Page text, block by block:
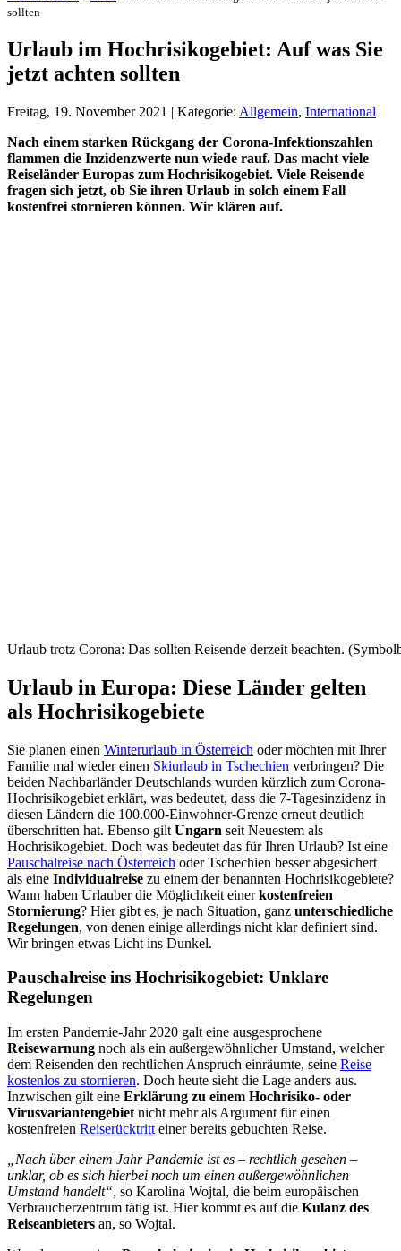
sollten
Urlaub im Hochrisikogebiet: Auf was Sie
jetzt achten sollten
Freitag, 19. November 2021 | Kategorie: Allgemein, International
Nach einem starken Rückgang der Corona-Infektionszahlen
flammen die Inzidenzwerte nun wiede rauf. Das macht viele
Reiseländer Europas zum Hochrisikogebiet. Viele Reisende
fragen sich jetzt, ob Sie ihren Urlaub in solch einem Fall
kostenfrei stornieren können. Wir klären auf.
Urlaub trotz Corona: Das sollten Reisende derzeit beachten.
Urlaub in Europa: Diese Länder gelten
als Hochrisikogebiete
Sie planen einen Winterurlaub in Österreich oder möchten mit Ihrer
Familie mal wieder einen Skiurlaub in Tschechien verbringen? Die
beiden Nachbarländer Deutschlands wurden kürzlich zum Corona-
Hochrisikogebiet erklärt, was bedeutet, dass die 7-Tagesinzidenz in
diesen Ländern die 100.000-Einwohner-Grenze erneut deutlich
überschritten hat. Ebenso gilt Ungarn seit Neuestem als
Hochrisikogebiet. Doch was bedeutet das für Ihren Urlaub? Ist eine
Pauschalreise nach Österreich oder Tschechien besser abgesichert
als eine Individualreise zu einem der benannten Hochrisikogebiete?
Wann haben Urlauber die Möglichkeit einerkostenfreien
Stornierung? Hier gibt es, je nach Situation, ganz unterschiedliche
Regelungen, von denen einige allerdings nicht klar definiert sind.
Wir bringen etwas Licht ins Dunkel.
Pauschalreise ins Hochrisikogebiet: Unklare
Regelungen
Im ersten Pandemie-Jahr 2020 galt eine ausgesprochene
Reisewarnung noch als ein außergewöhnlicher Umstand, welcher
dem Reisenden den rechtlichen Anspruch einräumte, seine Reise
kostenlos zu stornieren. Doch heute sieht die Lage anders aus.
Inzwischen gilt eine Erklärung zu einem Hochrisiko- oder
Virusvariantengebiet nicht mehr als Argument für einen
kostenfreien Reiserücktritt einer bereits gebuchten Reise.
„Nach über einem Jahr Pandemie ist es – rechtlich gesehen –
unklar, ob es sich hierbei noch um einen außergewöhnlichen
Umstand handelt“, so Karolina Wojtal, die beim europäischen
Verbraucherzentrum tätig ist. Hier kommt es auf die Kulanz des
Reiseanbieters an, so Wojtal.